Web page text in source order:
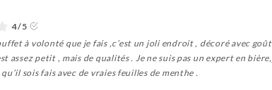
4/5
à volonté que je fais ,c’est un joli endroit , décoré avec
assez petit , mais de qualités . Je ne suis pas un expert en
sois fais avec de vraies feuilles de menthe .